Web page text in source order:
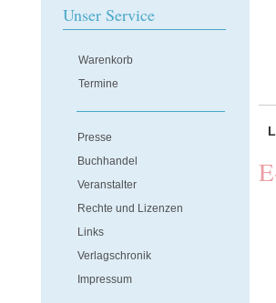
Unser Service
Warenkorb
Termine
Presse
Buchhandel
Veranstalter
Rechte und Lizenzen
Links
Verlagschronik
Impressum